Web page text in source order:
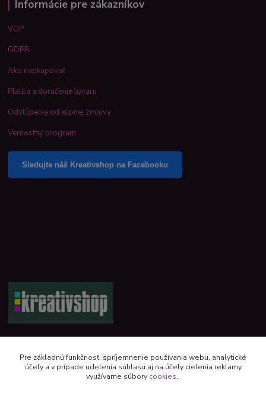
Informácie pre zákazníkov
VOP
GDPR
Ako napkupovať
Platba a doručenie tovaru
Odstúpenie od kúpnej zmluvy
Vernostný program
Sledujte náš Kreativshop na Facebooku
kreativshop@kreativshop.sk
Pre základnú funkčnosť, spríjemnenie používania webu, analytické
účely a v prípade udelenia súhlasu aj na účely cielenia reklamy
využívame súbory cookies.